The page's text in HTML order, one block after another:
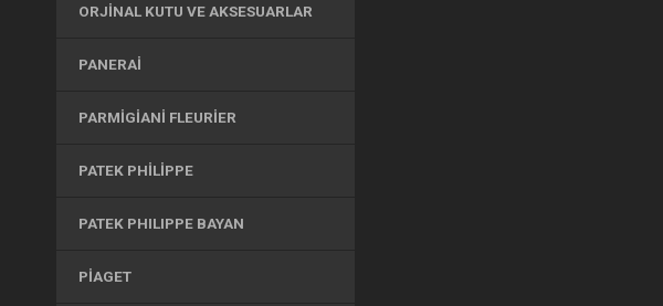
ORJINAL KUTU VE AKSESUARLAR
PANERAI
PARMIGIANI FLEURIER
PATEK PHILIPPE
PATEK PHILIPPE BAYAN
PIAGET